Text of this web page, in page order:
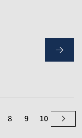
8 9 10